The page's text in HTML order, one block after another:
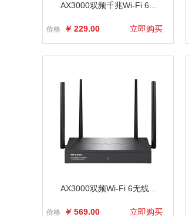
AX3000双频千兆Wi-Fi 6...
价格 ￥ 229.00 立即购买
AX3000双频Wi-Fi 6无线...
价格 ￥ 569.00 立即购买